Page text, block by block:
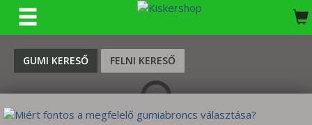
GUMI KERESŐ FELNI KERESŐ